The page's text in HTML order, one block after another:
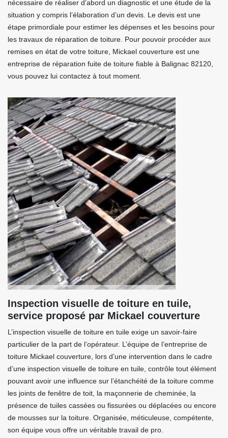
nécessaire de réaliser d’abord un diagnostic et une étude de la
situation y compris l’élaboration d’un devis. Le devis est une
étape primordiale pour estimer les dépenses et les besoins pour
les travaux de réparation de toiture. Pour pouvoir procéder aux
remises en état de votre toiture, Mickael couverture est une
entreprise de réparation fuite de toiture fiable à Balignac 82120,
vous pouvez lui contactez à tout moment.
Inspection visuelle de toiture en tuile,
service proposé par Mickael couverture
L’inspection visuelle de toiture en tuile exige un savoir-faire
particulier de la part de l’opérateur. L’équipe de l’entreprise de
toiture Mickael couverture, lors d’une intervention dans le cadre
d’une inspection visuelle de toiture en tuile, contrôle tout élément
pouvant avoir une influence sur l’étanchéité de la toiture comme
les joints de fenêtre de toit, la maçonnerie de cheminée, la
présence de tuiles cassées ou fissurées ou déplacées ou encore
de mousses sur la toiture. Organisée, méticuleuse, compétente,
son équipe vous offre un véritable travail de pro.